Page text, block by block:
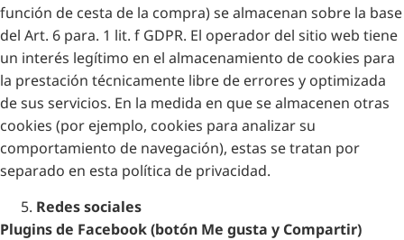
función de cesta de la compra) se almacenan sobre la base
del Art. 6 para. 1 lit. f GDPR. El operador del sitio web tiene
un interés legítimo en el almacenamiento de cookies para
la prestación técnicamente libre de errores y optimizada
de sus servicios. En la medida en que se almacenen otras
cookies (por ejemplo, cookies para analizar su
comportamiento de navegación), estas se tratan por
separado en esta política de privacidad.
Redes sociales
Plugins de Facebook (botón Me gusta y Compartir)